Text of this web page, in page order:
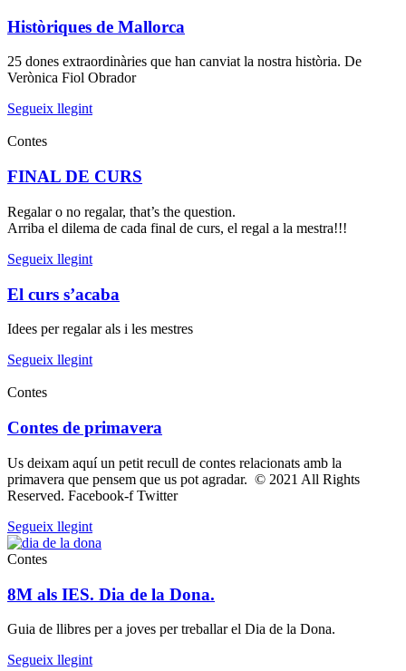
Històriques de Mallorca
25 dones extraordinàries que han canviat la nostra història. De
Verònica Fiol Obrador
Segueix llegint
Contes
FINAL DE CURS
Regalar o no regalar, that’s the question.
Arriba el dilema de cada final de curs, el regal a la mestra!!!
Segueix llegint
El curs s’acaba
Idees per regalar als i les mestres
Segueix llegint
Contes
Contes de primavera
Us deixam aquí un petit recull de contes relacionats amb la
primavera que pensem que us pot agradar. © 2021 All Rights
Reserved. Facebook-f Twitter
Segueix llegint
Contes
8M als IES. Dia de la Dona.
Guia de llibres per a joves per treballar el Dia de la Dona.
Segueix llegint